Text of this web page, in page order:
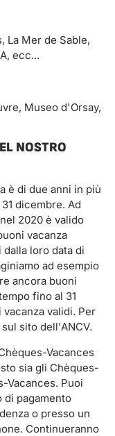
La Mer de Sable,
ecc...
Museo d'Orsay,
NOSTRO
è di due anni in più
dicembre. Ad
2020 è valido
vacanza
loro data di
ad esempio
ancora buoni
fino al 31
validi. Per
sito dell'ANCV.
Vacances
sia gli Chèques-
Vacances. Puoi
di pagamento
o presso un
Continueranno